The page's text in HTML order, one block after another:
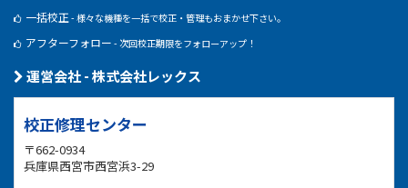
一括校正 - 様々な機種を一括で校正・管理もおまかせ下さい。
アフターフォロー - 次回校正期限をフォローアップ！
運営会社 - 株式会社レックス
校正修理センター
〒662-0934
兵庫県西宮市西宮浜3-29